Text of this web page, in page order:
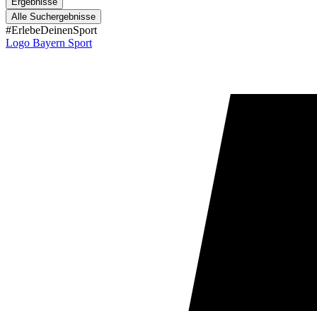
Alle Suchergebnisse
#ErlebeDeinenSport
Logo Bayern Sport